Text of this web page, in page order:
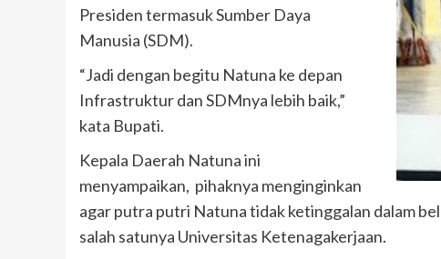
Presiden termasuk Sumber Daya
Manusia (SDM).
“Jadi dengan begitu Natuna ke depan
Infrastruktur dan SDMnya lebih baik,”
kata Bupati.
Kepala Daerah Natuna ini
menyampaikan, pihaknya menginginkan
agar putra putri Natuna tidak ketinggalan dalam
salah satunya Universitas Ketenagakerjaan.